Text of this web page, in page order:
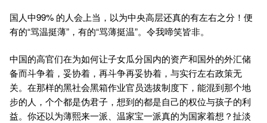
国人中99% 的人会上当，以为中央高层还真的有左右之分！便
有的“骂温挺薄”，有的“骂薄挺温”。令我啼笑皆非。
中国的高官们在为如何让子女瓜分国内的资产和国外的外汇储
备而斗争着，妥协着，再斗争再妥协着，与实行左右政策无
关。在那样的黑社会黑箱作业官员选拔制度下，能混到那个地
步的人，个个都是伪君子，想到的都是自己的权位与孩子的利
益。你还以为薄熙来一派、温家宝一派真的为国家着想？扯淡